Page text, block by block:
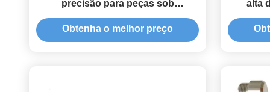
precisão para peças sob
encomenda
Obtenha o melhor preço
alta